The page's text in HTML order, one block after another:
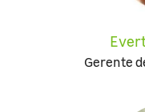
Gerente